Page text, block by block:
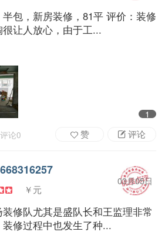
半包，新房装修，81平 评价：装修
让人放心，由于工...
1
评论0 评论
赞
￥元
03月05日
修队尤其是盛队长和王监理非常
修过程中也发生了种...